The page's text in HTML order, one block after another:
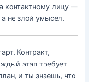
контактному лицу —
а не злой умысел.
Контракт,
этап требует
и ты знаешь, что